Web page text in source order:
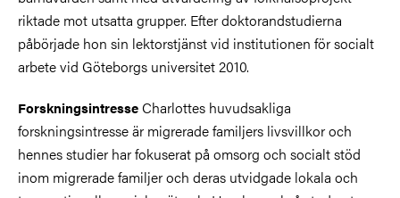
riktade mot utsatta grupper. Efter doktorandstudierna
påbörjade hon sin lektorstjänst vid institutionen för socialt
arbete vid Göteborgs universitet 2010.
ForskningsintresseCharlottes huvudsakliga
forskningsintresse är migrerade familjers livsvillkor och
hennes studier har fokuserat på omsorg och socialt stöd
inom migrerade familjer och deras utvidgade lokala och